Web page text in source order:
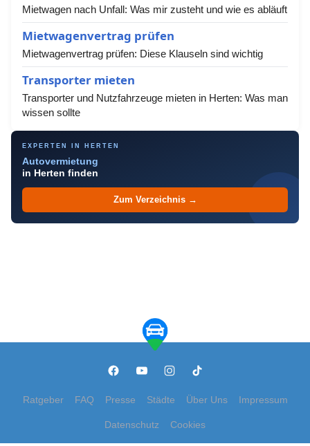
Mietwagen nach Unfall: Was mir zusteht und wie es abläuft
Mietwagenvertrag prüfen
Mietwagenvertrag prüfen: Diese Klauseln sind wichtig
Transporter mieten
Transporter und Nutzfahrzeuge mieten in Herten: Was man
wissen sollte
EXPERTEN IN HERTEN
Autovermietung
in Herten finden
Zum Verzeichnis →
Ratgeber FAQ Presse Städte Über Uns Impressum
Datenschutz Cookies